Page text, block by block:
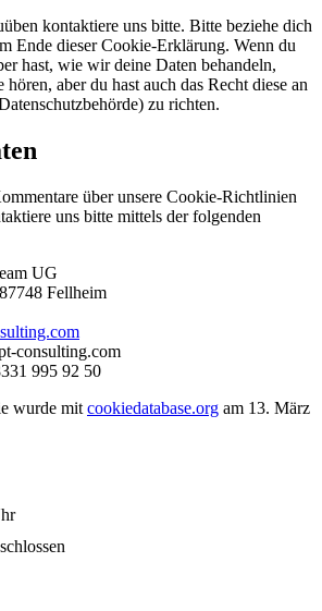
kontaktiere uns bitte. Bitte beziehe dich
Ende dieser Cookie-Erklärung. Wenn du
hast, wie wir deine Daten behandeln,
aber du hast auch das Recht diese an
zu richten.
über unsere Cookie-Richtlinien
uns bitte mittels der folgenden
UG
Fellheim
consulting.com
995 92 50
wurde mit cookiedatabase.org am 13. März